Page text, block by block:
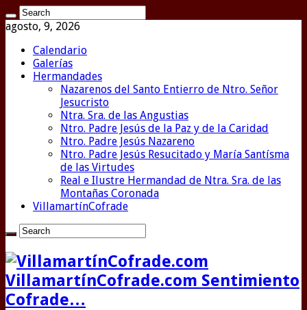
agosto, 9, 2026
Calendario
Galerías
Hermandades
Nazarenos del Santo Entierro de Ntro. Señor
Jesucristo
Ntra. Sra. de las Angustias
Ntro. Padre Jesús de la Paz y de la Caridad
Ntro. Padre Jesús Nazareno
Ntro. Padre Jesús Resucitado y María Santísma
de las Virtudes
Real e Ilustre Hermandad de Ntra. Sra. de las
Montañas Coronada
VillamartínCofrade
VillamartínCofrade.com Sentimiento
Cofrade…